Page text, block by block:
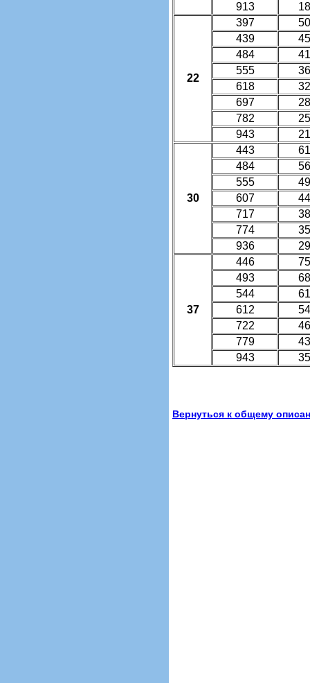
913
22
397
439
484
555
618
697
782
943
30
443
484
555
607
717
774
936
37
446
493
544
612
722
779
943
Вернуться к общему